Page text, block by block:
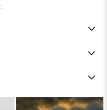
dolayı ton farkı